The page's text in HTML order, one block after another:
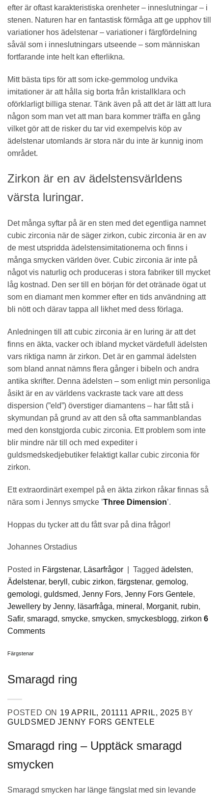
efter är oftast karakteristiska orenheter – inneslutningar – i
stenen. Naturen har en fantastisk förmåga att ge upphov till
variationer hos ädelstenar – variationer i färgfördelning
såväl som i inneslutningars utseende – som människan
fortfarande inte helt kan efterlikna.
Mitt bästa tips för att som icke-gemmolog undvika
imitationer är att hålla sig borta från kristallklara och
oförklarligt billiga stenar. Tänk även på att det är lätt att lura
någon som man vet att man bara kommer träffa en gång
vilket gör att de risker du tar vid exempelvis köp av
ädelstenar utomlands är stora när du inte är kunnig inom
området.
Zirkon är en av ädelstensvärldens
värsta luringar.
Det många syftar på är en sten med det egentliga namnet
cubic zirconia när de säger zirkon, cubic zirconia är en av
de mest utspridda ädelstensimitationerna och finns i
många smycken världen över. Cubic zirconia är inte på
något vis naturlig och produceras i stora fabriker till mycket
låg kostnad. Den ser till en början för det otränade ögat ut
som en diamant men kommer efter en tids användning att
bli nött och därav tappa all likhet med dess förlaga.
Anledningen till att cubic zirconia är en luring är att det
finns en äkta, vacker och ibland mycket värdefull ädelsten
vars riktiga namn är zirkon. Det är en gammal ädelsten
som bland annat nämns flera gånger i bibeln och andra
antika skrifter. Denna ädelsten – som enligt min personliga
åsikt är en av världens vackraste tack vare att dess
dispersion (”eld”) överstiger diamantens – har fått stå i
skymundan på grund av att den så ofta sammanblandas
med den konstgjorda cubic zirconia. Ett problem som inte
blir mindre när till och med expediter i
guldsmedskedjebutiker felaktigt kallar cubic zirconia för
zirkon.
Ett extraordinärt exempel på en äkta zirkon råkar finnas så
nära som i Jennys smycke ’Three Dimension’.
Hoppas du tycker att du fått svar på dina frågor!
Johannes Orstadius
Posted in Färgstenar, Läsarfrågor Tagged ädelsten,
Ädelstenar, beryll , cubic zirkon, färgstenar, gemolog,
gemologi, guldsmed, Jenny Fors, Jenny Fors Gentele,
Jewellery by Jenny, läsarfråga, mineral , Morganit, rubin,
Safir, smaragd, smycke, smycken, smyckesblogg, zirkon 6
Comments
Färgstenar
Smaragd ring
POSTED ON 19 APRIL, 201111 APRIL, 2025 BY
GULDSMED JENNY FORS GENTELE
Smaragd ring – Upptäck smaragd
smycken
Smaragd smycken har länge fängslat med sin levande